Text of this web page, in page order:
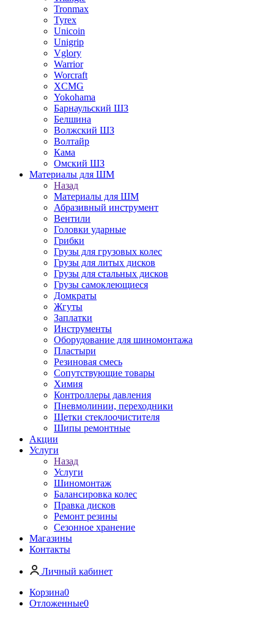
Tronmax
Tyrex
Unicoin
Unigrip
Vglory
Warrior
Worcraft
XCMG
Yokohama
Барнаульский ШЗ
Белшина
Волжский ШЗ
Волтайр
Кама
Омский ШЗ
Материалы для ШМ
Назад
Материалы для ШМ
Абразивный инструмент
Вентили
Головки ударные
Грибки
Грузы для грузовых колес
Грузы для литых дисков
Грузы для стальных дисков
Грузы самоклеющиеся
Домкраты
Жгуты
Заплатки
Инструменты
Оборудование для шиномонтажа
Пластыри
Резиновая смесь
Сопутствующие товары
Химия
Контроллеры давления
Пневмолинии, переходники
Щетки стеклоочистителя
Шипы ремонтные
Акции
Услуги
Назад
Услуги
Шиномонтаж
Балансировка колес
Правка дисков
Ремонт резины
Сезонное хранение
Магазины
Контакты
Личный кабинет
Корзина0
Отложенные0